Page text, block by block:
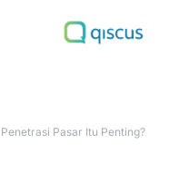
Pasar Itu Penting?